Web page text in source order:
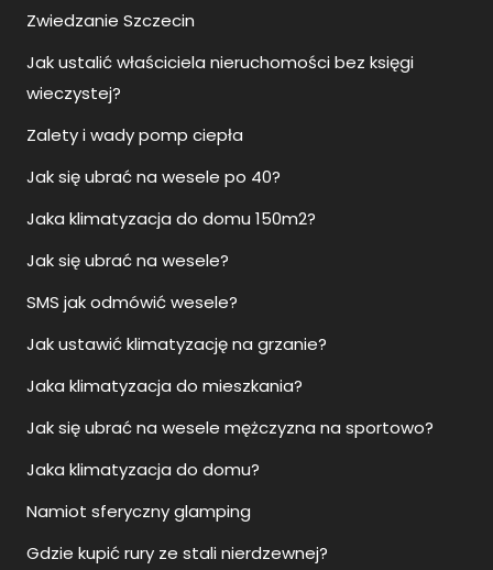
Zwiedzanie Szczecin
Jak ustalić właściciela nieruchomości bez księgi
wieczystej?
Zalety i wady pomp ciepła
Jak się ubrać na wesele po 40?
Jaka klimatyzacja do domu 150m2?
Jak się ubrać na wesele?
SMS jak odmówić wesele?
Jak ustawić klimatyzację na grzanie?
Jaka klimatyzacja do mieszkania?
Jak się ubrać na wesele mężczyzna na sportowo?
Jaka klimatyzacja do domu?
Namiot sferyczny glamping
Gdzie kupić rury ze stali nierdzewnej?